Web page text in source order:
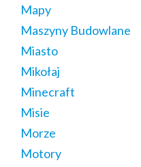
Mapy
Maszyny Budowlane
Miasto
Mikołaj
Minecraft
Misie
Morze
Motory